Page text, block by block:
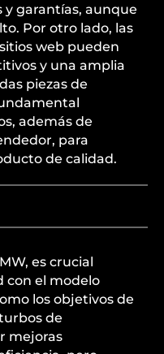
y garantías, aunque
Por otro lado, las
web pueden
y una amplia
piezas de
además de
para
de calidad.
es crucial
con el modelo
los objetivos de
de
mejoras